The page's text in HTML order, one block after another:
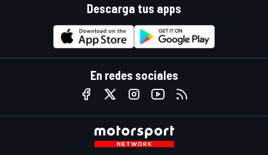
Descarga tus apps
En redes sociales